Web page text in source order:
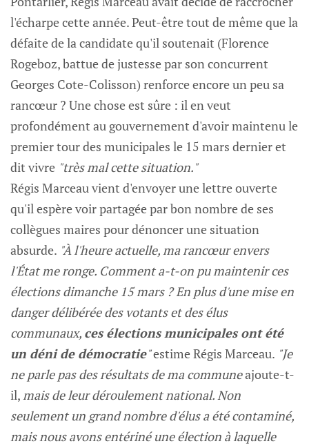
l'écharpe cette année. Peut-être tout de même que la
défaite de la candidate qu'il soutenait (Florence
Rogeboz, battue de justesse par son concurrent
Georges Cote-Colisson) renforce encore un peu sa
rancœur ? Une chose est sûre : il en veut
profondément au gouvernement d'avoir maintenu le
premier tour des municipales le 15 mars dernier et
dit vivre "très mal cette situation."
Régis Marceau vient d'envoyer une lettre ouverte
qu'il espère voir partagée par bon nombre de ses
collègues maires pour dénoncer une situation
absurde. "À l'heure actuelle, ma rancœur envers
l'État me ronge. Comment a-t-on pu maintenir ces
élections dimanche 15 mars ? En plus d'une mise en
danger délibérée des votants et des élus
communaux, ces élections municipales ont été
un déni de démocratie"estime Régis Marceau. "Je
ne parle pas des résultats de ma communeajoute-t-
il,mais de leur déroulement national. Non
seulement un grand nombre d'élus a été contaminé,
mais nous avons entériné une élection à laquelle